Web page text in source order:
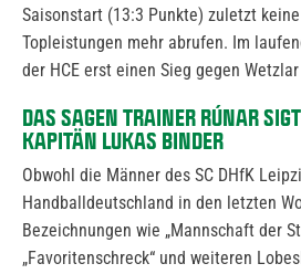
Saisonstart (13:3 Punkte) zuletzt
Topleistungen mehr abrufen. Im
der HCE erst einen Sieg gegen
DAS SAGEN TRAINER RÚNAR
KAPITÄN LUKAS BINDER
Obwohl die Männer des SC DHfK
Handballdeutschland in den letzten
Bezeichnungen wie „Mannschaft der
„Favoritenschreck“ und weiteren